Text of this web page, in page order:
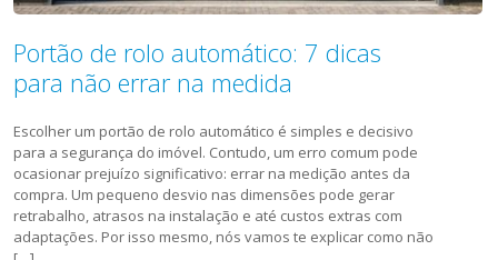
Portão de rolo automático: 7 dicas
para não errar na medida
Escolher um portão de rolo automático é simples e decisivo
para a segurança do imóvel. Contudo, um erro comum pode
ocasionar prejuízo significativo: errar na medição antes da
compra. Um pequeno desvio nas dimensões pode gerar
retrabalho, atrasos na instalação e até custos extras com
adaptações. Por isso mesmo, nós vamos te explicar como não